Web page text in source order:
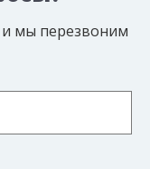
мы перезвоним